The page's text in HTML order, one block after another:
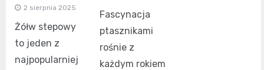
2 sierpnia 2025
Żółw stepowy
to jeden z
najpopularniej
Fascynacja
ptasznikami
rośnie z
każdym rokiem